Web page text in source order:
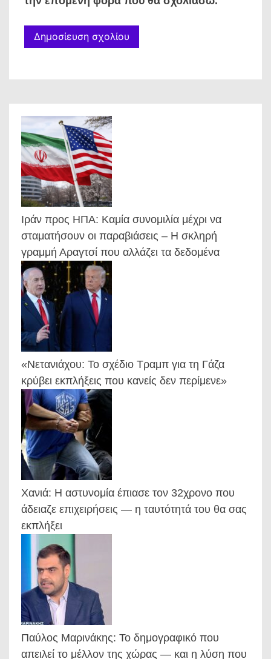
Ιράν προς ΗΠΑ: Καμία συνομιλία μέχρι να
σταματήσουν οι παραβιάσεις – Η σκληρή
γραμμή Αραγτσί που αλλάζει τα δεδομένα
«Νετανιάχου: Το σχέδιο Τραμπ για τη Γάζα
κρύβει εκπλήξεις που κανείς δεν περίμενε»
Χανιά: Η αστυνομία έπιασε τον 32χρονο που
άδειαζε επιχειρήσεις — η ταυτότητά του θα σας
εκπλήξει
Παύλος Μαρινάκης: Το δημογραφικό που
απειλεί το μέλλον της χώρας — και η λύση που